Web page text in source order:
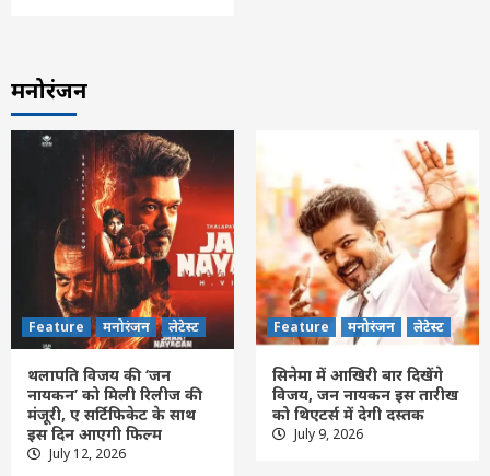
मनोरंजन
Feature मनोरंजन लेटेस्ट
थलापति विजय की ‘जन
नायकन’ को मिली रिलीज की
मंजूरी, ए सर्टिफिकेट के साथ
इस दिन आएगी फिल्म
July 12, 2026
Feature मनोरंजन लेटेस्ट
सिनेमा में आखिरी बार दिखेंगे
विजय, जन नायकन इस तारीख
को थिएटर्स में देगी दस्तक
July 9, 2026
Feature
मेदांता अस्पताल में भाजपा प्रदेश अध्यक्ष से मिले